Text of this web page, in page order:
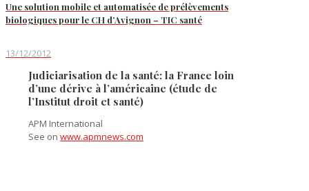
Une solution mobile et automatisée de prélèvements
biologiques pour le CH d’Avignon – TIC santé
13/12/2012
Judiciarisation de la santé: la France loin
d’une dérive à l’américaine (étude de
l’Institut droit et santé)
APM International
See on www.apmnews.com